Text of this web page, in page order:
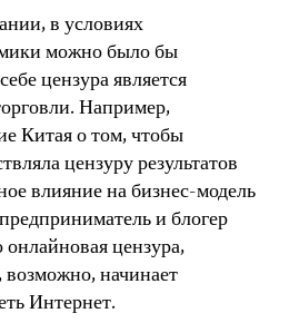
в условиях
можно было бы
цензура является
Например,
Китая о том, чтобы
цензуру результатов
влияние на бизнес-модель
и блогер
цензура,
начинает
Интернет.